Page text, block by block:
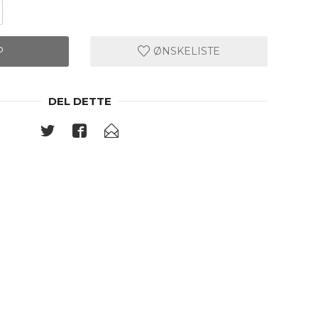
ØNSKELISTE
DEL DETTE